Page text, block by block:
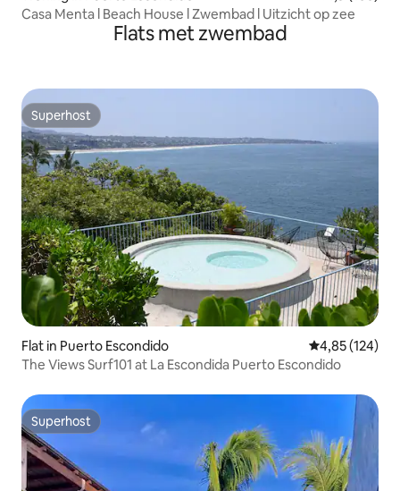
Casa Menta l Beach House l Zwembad l Uitzicht op zee
Flats met zwembad
Superhost
Superhost
Flat in Puerto Escondido Gemiddelde
4,85 (124)
The Views Surf101 at La Escondida Puerto Escondido
Superhost
Superhost